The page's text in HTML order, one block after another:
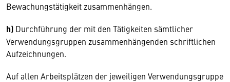
Bewachungstätigkeit zusammenhängen.
h) Durchführung der mit den Tätigkeiten sämtlicher
Verwendungsgruppen zusammenhängenden schriftlichen
Aufzeichnungen.
Auf allen Arbeitsplätzen der jeweiligen Verwendungsgruppe